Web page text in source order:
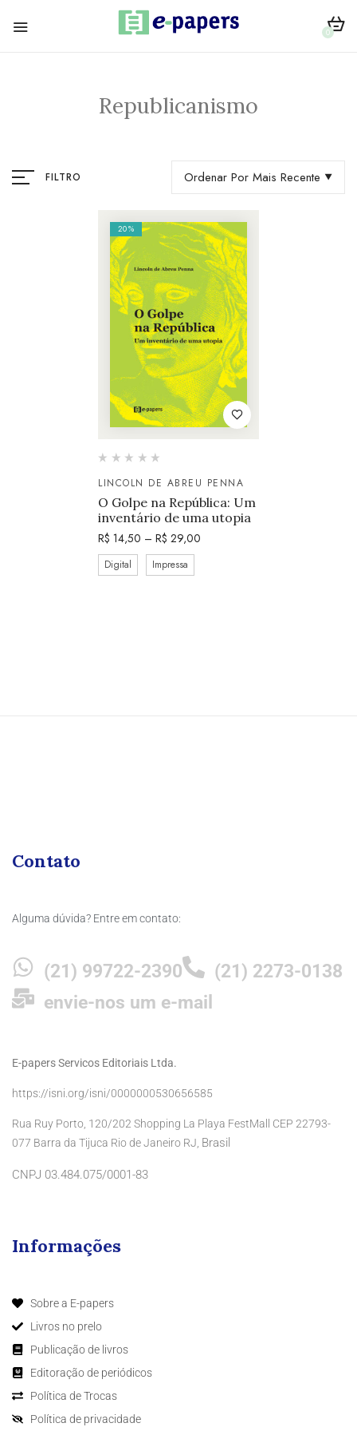
0
Republicanismo
FILTRO Ordenar Por Mais Recente
20%
LINCOLN DE ABREU PENNA
O Golpe na República: Um
inventário de uma utopia
R$ 14,50 – R$ 29,00
Digital Impressa
Contato
Alguma dúvida? Entre em contato:
(21) 99722-2390
(21) 2273-0138
envie-nos um e-mail
E-papers Servicos Editoriais Ltda.
https://isni.org/isni/0000000530656585
Rua Ruy Porto, 120/202 Shopping La Playa FestMall CEP 22793-
077 Barra da Tijuca Rio de Janeiro RJ, Brasil
CNPJ 03.484.075/0001-83
Informações
Sobre a E-papers
Livros no prelo
Publicação de livros
Editoração de periódicos
Política de Trocas
Política de privacidade